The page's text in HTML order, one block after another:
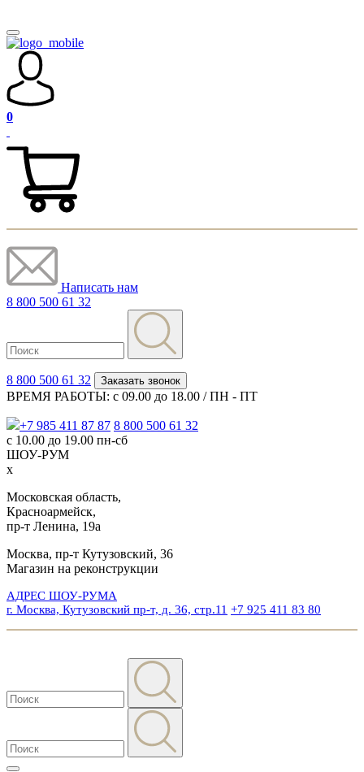
0
Написать нам
8 800 500 61 32
8 800 500 61 32 Заказать звонок
ВРЕМЯ РАБОТЫ: с 09.00 до 18.00 / ПН - ПТ
+7 985 411 87 87 8 800 500 61 32
с 10.00 до 19.00 пн-сб
ШОУ-РУМ
x
Московская область,
Красноармейск,
пр-т Ленина, 19а
Москва, пр-т Кутузовский, 36
Магазин на реконструкции
АДРЕС ШОУ-РУМА
г. Москва, Кутузовский пр-т, д. 36, стр.11 +7 925 411 83 80